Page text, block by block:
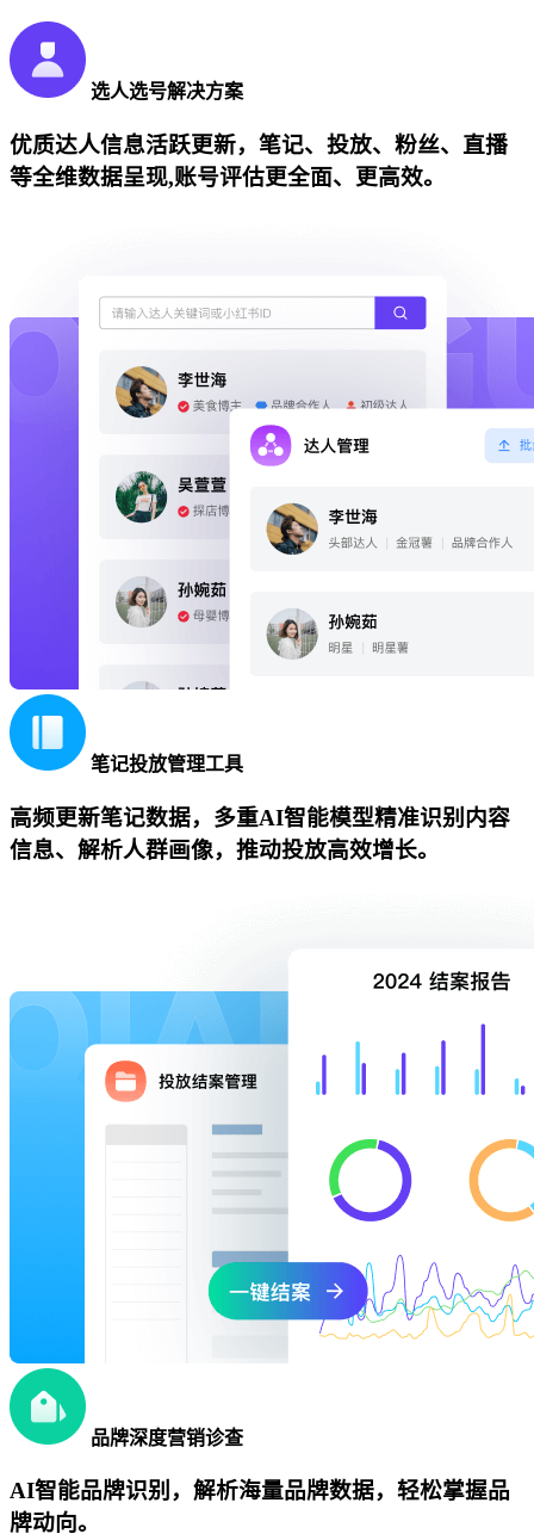
选人选号解决方案
优质达人信息活跃更新，笔记、投放、粉丝、直播
等全维数据呈现,账号评估更全面、更高效。
笔记投放管理工具
高频更新笔记数据，多重AI智能模型精准识别内容
信息、解析人群画像，推动投放高效增长。
品牌深度营销诊查
AI智能品牌识别，解析海量品牌数据，轻松掌握品
牌动向。